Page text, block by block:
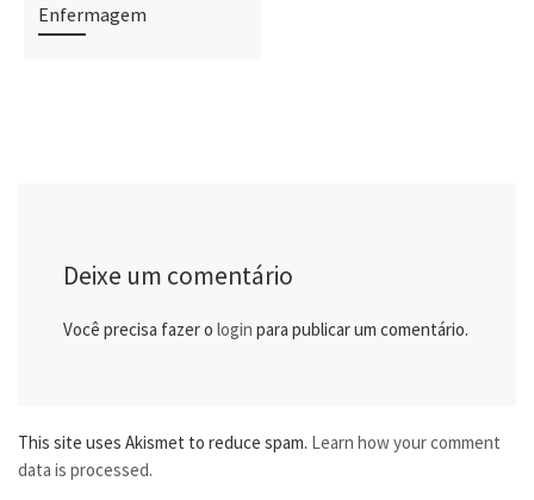
Enfermagem
Deixe um comentário
Você precisa fazer o login para publicar um comentário.
This site uses Akismet to reduce spam. Learn how your comment
data is processed.